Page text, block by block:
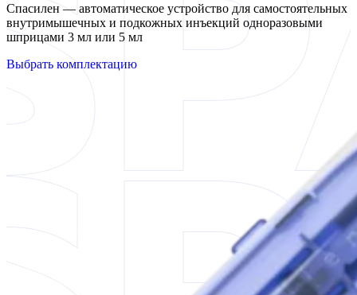
Спасилен — автоматическое устройство для самостоятельных
внутримышечных и подкожных инъекций одноразовыми
шприцами 3 мл или 5 мл
Выбрать комплектацию